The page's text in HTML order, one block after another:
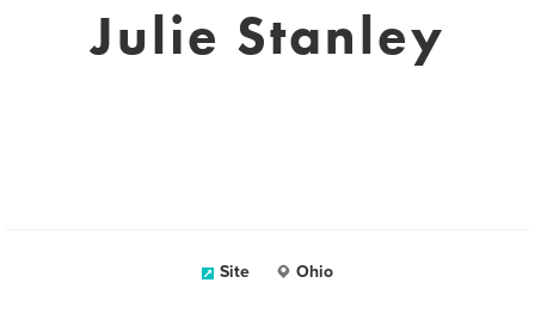
Julie Stanley
Site Ohio